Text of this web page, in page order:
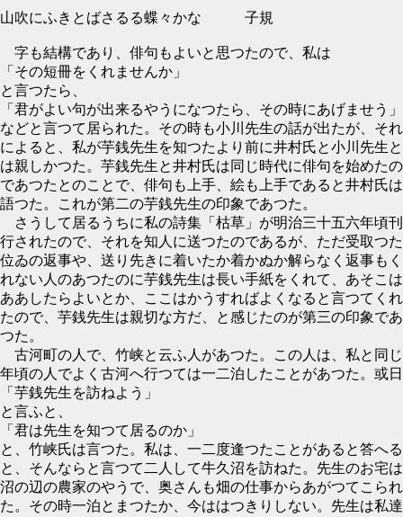
山吹にふきとばさるる蝶々かな 子規
字も結構であり、俳句もよいと思つたので、私は
「その短冊をくれませんか」
と言つたら、
「君がよい句が出来るやうになつたら、その時にあげませう」
などと言つて居られた。その時も小川先生の話が出たが、それ
によると、私が芋銭先生を知つたより前に井村氏と小川先生と
は親しかつた。芋銭先生と井村氏は同じ時代に俳句を始めたの
であつたとのことで、俳句も上手、絵も上手であると井村氏は
語つた。これが第二の芋銭先生の印象であつた。
さうして居るうちに私の詩集「枯草」が明治三十五六年頃刊
行されたので、それを知人に送つたのであるが、ただ受取つた
位ゐの返事や、送り先きに着いたか着かぬか解らなく返事もく
れない人のあつたのに芋銭先生は長い手紙をくれて、あそこは
ああしたらよいとか、ここはかうすればよくなると言つてくれ
たので、芋銭先生は親切な方だ、と感じたのが第三の印象であ
つた。
古河町の人で、竹峡と云ふ人があつた。この人は、私と同じ
年頃の人でよく古河へ行つては一二泊したことがあつた。或日
「芋銭先生を訪ねよう」
と言ふと、
「君は先生を知つて居るのか」
と、竹峡氏は言つた。私は、一二度逢つたことがあると答へる
と、そんならと言つて二人して牛久沼を訪ねた。先生のお宅は
沼の辺の農家のやうで、奥さんも畑の仕事からあがつてこられ
た。その時一泊とまつたか、今ははつきりしない。先生は私達